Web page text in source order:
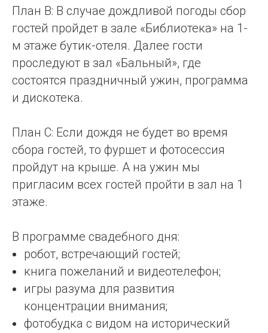
План B: В случае дождливой погоды сбор
гостей пройдет в зале «Библиотека» на 1-
м этаже бутик-отеля. Далее гости
проследуют в зал «Бальный», где
состоятся праздничный ужин, программа
и дискотека.
План C: Если дождя не будет во время
сбора гостей, то фуршет и фотосессия
пройдут на крыше. А на ужин мы
пригласим всех гостей пройти в зал на 1
этаже.
В программе свадебного дня:
робот, встречающий гостей;
книга пожеланий и видеотелефон;
игры разума для развития
концентрации внимания;
фотобудка с видом на исторический